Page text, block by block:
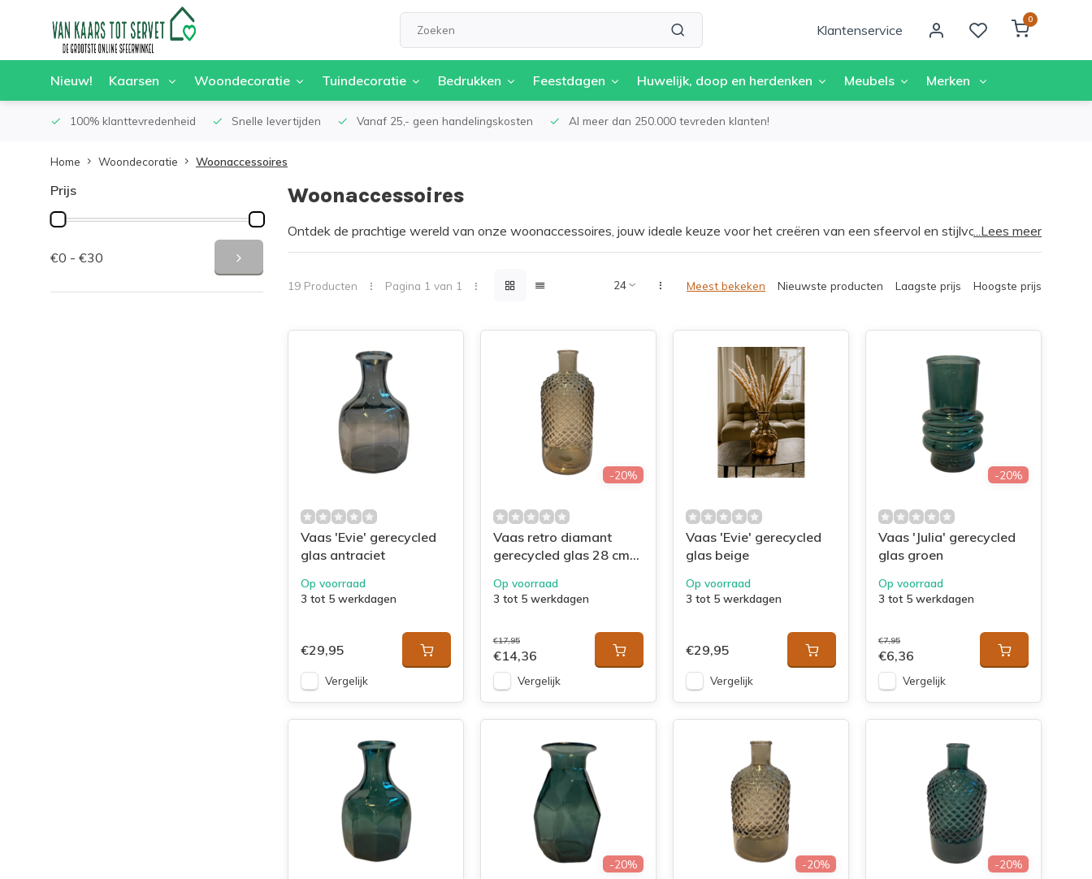
Klantenservice
0
Nieuw! Kaarsen Woondecoratie Tuindecoratie Bedrukken Feestdagen Huwelijk, doop en herdenken Meubels Merken
100% klanttevredenheid Snelle levertijden Vanaf 25,- geen handelingskosten Al meer dan 250.000 tevreden klanten!
Home Woondecoratie Woonaccessoires
Prijs
€0 - €30
Woonaccessoires
Ontdek de prachtige wereld van onze woonaccessoires, jouw ideale keuze voor het creëren van een sfeervol en stijlvol thuis! Met
het uitgebreide assortiment woonaccessoires voeg je een vleugje elegantie en persoonlijkheid toe aan jouw interieur. Stel je voor
prachtige collectie wordt jouw huis een plek waar je kunt ontspannen, genieten en jezelf kunt zijn.
...Lees meer
19 Producten Pagina 1 van 1 Meest bekeken Nieuwste producten Laagste prijs Hoogste prijs
Vaas 'Evie' gerecycled
glas antraciet
Op voorraad
3 tot 5 werkdagen
€29,95
Vergelijk
-20%
Vaas retro diamant
gerecycled glas 28 cm
Op voorraad
3 tot 5 werkdagen
€17,95
€14,36
Vergelijk
Vaas 'Evie' gerecycled
glas beige
Op voorraad
3 tot 5 werkdagen
€29,95
Vergelijk
-20%
Vaas 'Julia' gerecycled
glas groen
Op voorraad
3 tot 5 werkdagen
€7,95
€6,36
Vergelijk
-20% -20% -20%